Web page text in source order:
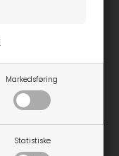
Markedsføring
Statistiske